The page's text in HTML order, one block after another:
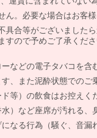
。必要な場合はお客様
具合等がございました
すので予めご了承くださ
などの電子タバコを含
、また泥酔状態でのご
等）の飲食はお控えく
）など座席が汚れる、
なる行為（騒ぐ、音